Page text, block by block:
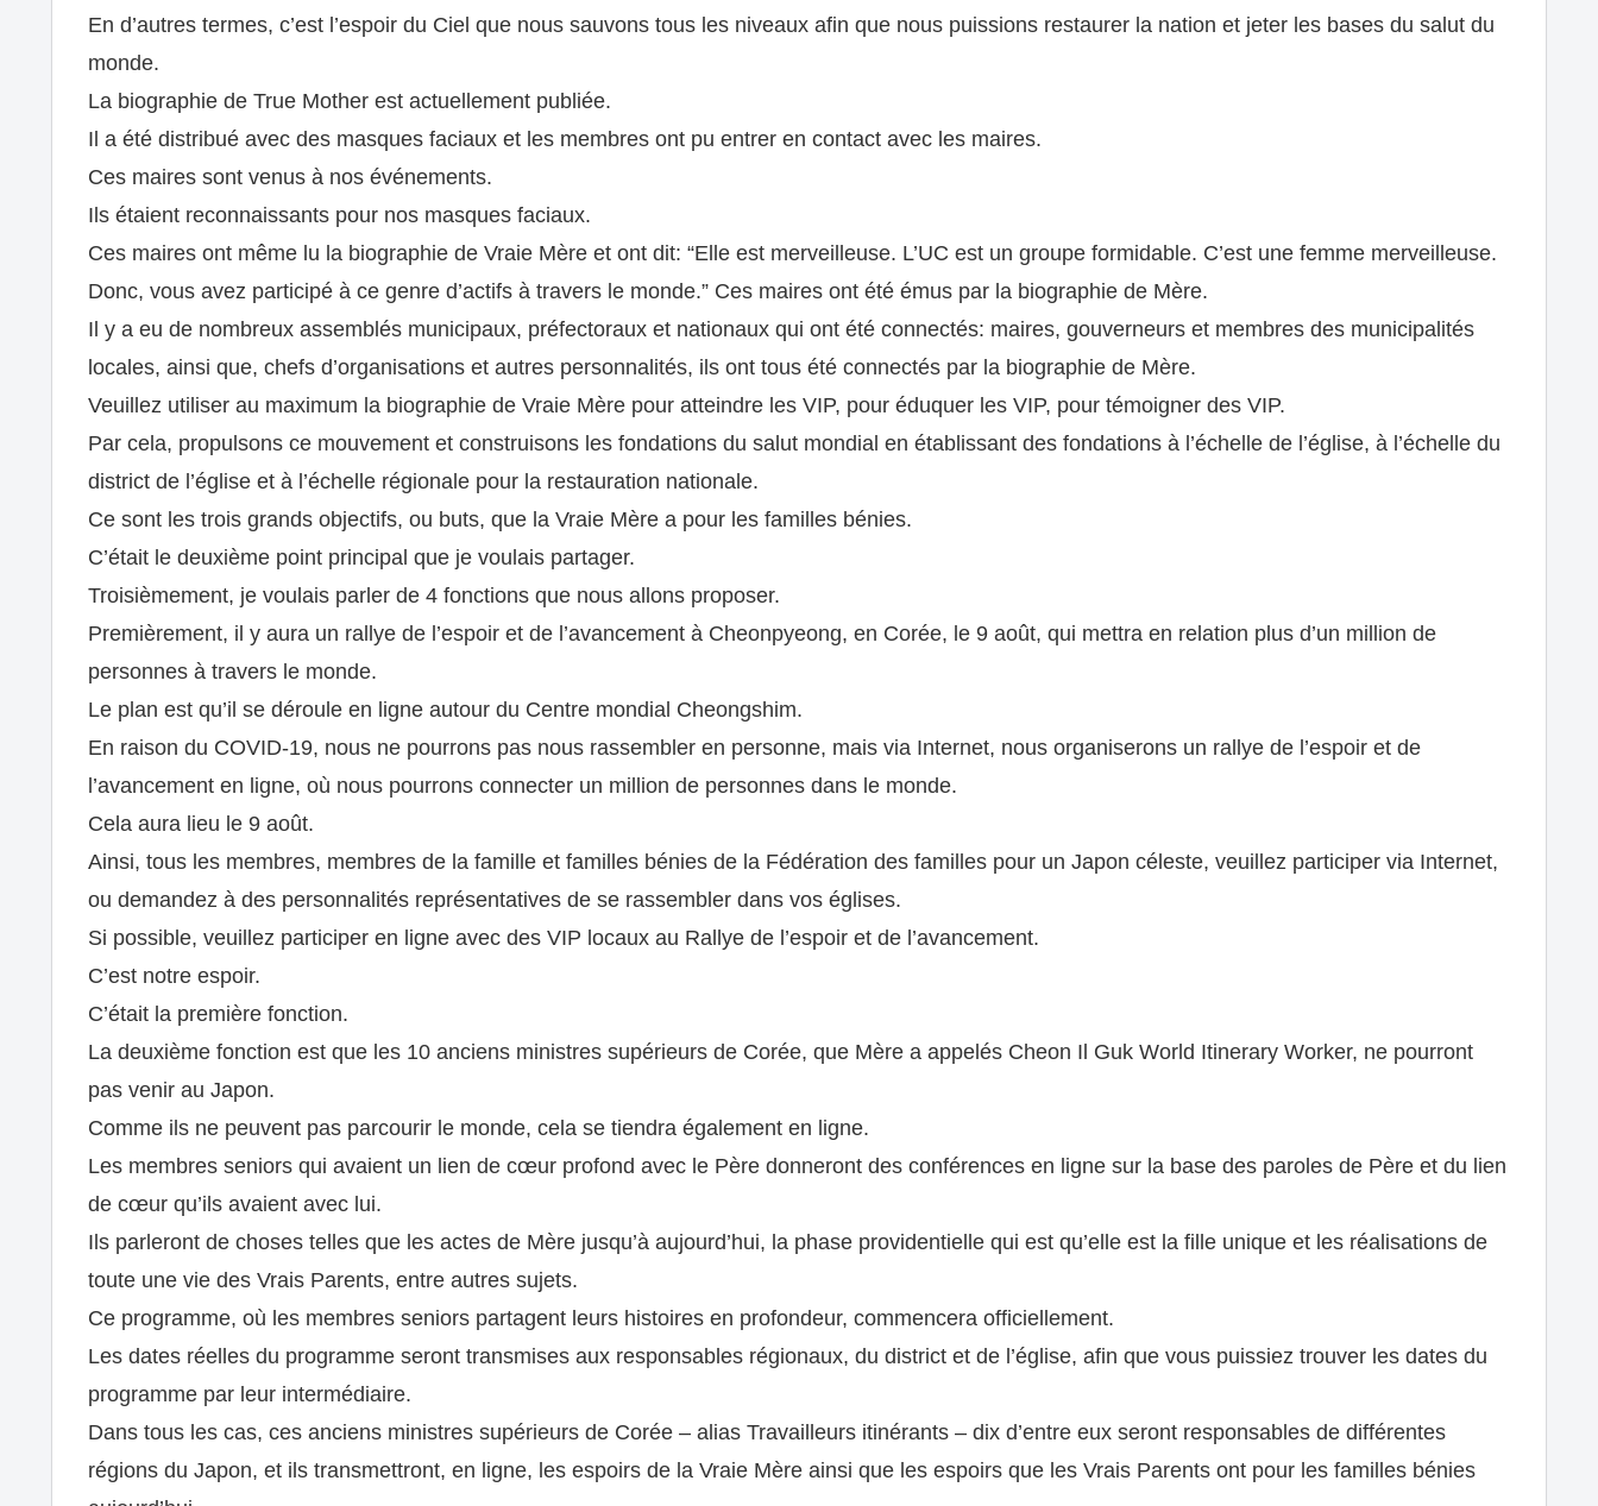
En d’autres termes, c’est l’espoir du Ciel que nous sauvons tous les niveaux afin que nous puissions restaurer la nation et jeter les bases du salut du
monde.
La biographie de True Mother est actuellement publiée.
Il a été distribué avec des masques faciaux et les membres ont pu entrer en contact avec les maires.
Ces maires sont venus à nos événements.
Ils étaient reconnaissants pour nos masques faciaux.
Ces maires ont même lu la biographie de Vraie Mère et ont dit: “Elle est merveilleuse. L’UC est un groupe formidable. C’est une femme merveilleuse.
Donc, vous avez participé à ce genre d’actifs à travers le monde.” Ces maires ont été émus par la biographie de Mère.
Il y a eu de nombreux assemblés municipaux, préfectoraux et nationaux qui ont été connectés: maires, gouverneurs et membres des municipalités
locales, ainsi que, chefs d’organisations et autres personnalités, ils ont tous été connectés par la biographie de Mère.
Veuillez utiliser au maximum la biographie de Vraie Mère pour atteindre les VIP, pour éduquer les VIP, pour témoigner des VIP.
Par cela, propulsons ce mouvement et construisons les fondations du salut mondial en établissant des fondations à l’échelle de l’église, à l’échelle du
district de l’église et à l’échelle régionale pour la restauration nationale.
Ce sont les trois grands objectifs, ou buts, que la Vraie Mère a pour les familles bénies.
C’était le deuxième point principal que je voulais partager.
Troisièmement, je voulais parler de 4 fonctions que nous allons proposer.
Premièrement, il y aura un rallye de l’espoir et de l’avancement à Cheonpyeong, en Corée, le 9 août, qui mettra en relation plus d’un million de
personnes à travers le monde.
Le plan est qu’il se déroule en ligne autour du Centre mondial Cheongshim.
En raison du COVID-19, nous ne pourrons pas nous rassembler en personne, mais via Internet, nous organiserons un rallye de l’espoir et de
l’avancement en ligne, où nous pourrons connecter un million de personnes dans le monde.
Cela aura lieu le 9 août.
Ainsi, tous les membres, membres de la famille et familles bénies de la Fédération des familles pour un Japon céleste, veuillez participer via Internet,
ou demandez à des personnalités représentatives de se rassembler dans vos églises.
Si possible, veuillez participer en ligne avec des VIP locaux au Rallye de l’espoir et de l’avancement.
C’est notre espoir.
C’était la première fonction.
La deuxième fonction est que les 10 anciens ministres supérieurs de Corée, que Mère a appelés Cheon Il Guk World Itinerary Worker, ne pourront
pas venir au Japon.
Comme ils ne peuvent pas parcourir le monde, cela se tiendra également en ligne.
Les membres seniors qui avaient un lien de cœur profond avec le Père donneront des conférences en ligne sur la base des paroles de Père et du lien
de cœur qu’ils avaient avec lui.
Ils parleront de choses telles que les actes de Mère jusqu’à aujourd’hui, la phase providentielle qui est qu’elle est la fille unique et les réalisations de
toute une vie des Vrais Parents, entre autres sujets.
Ce programme, où les membres seniors partagent leurs histoires en profondeur, commencera officiellement.
Les dates réelles du programme seront transmises aux responsables régionaux, du district et de l’église, afin que vous puissiez trouver les dates du
programme par leur intermédiaire.
Dans tous les cas, ces anciens ministres supérieurs de Corée – alias Travailleurs itinérants – dix d’entre eux seront responsables de différentes
régions du Japon, et ils transmettront, en ligne, les espoirs de la Vraie Mère ainsi que les espoirs que les Vrais Parents ont pour les familles bénies